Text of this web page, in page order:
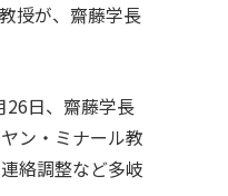
授が、齋藤学長
26日、齋藤学長
ン・ミナール教
絡調整など多岐